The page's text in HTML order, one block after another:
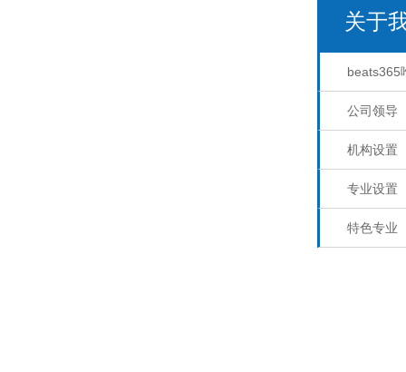
关于
beats365
公司领导
机构设置
专业设置
特色专业